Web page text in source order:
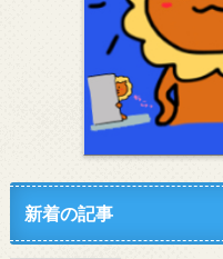
新着の記事